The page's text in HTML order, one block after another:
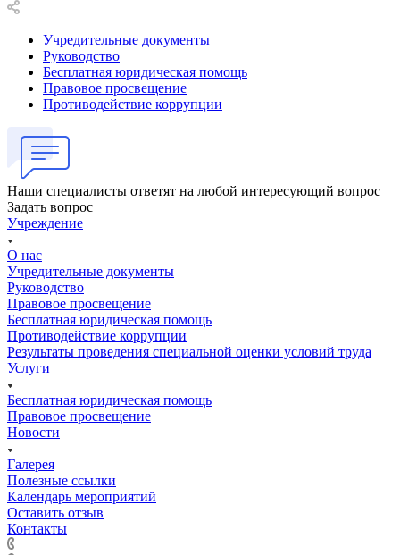
Учредительные документы
Руководство
Бесплатная юридическая помощь
Правовое просвещение
Противодействие коррупции
Наши специалисты ответят на любой интересующий вопрос
Задать вопрос
Учреждение
О нас
Учредительные документы
Руководство
Правовое просвещение
Бесплатная юридическая помощь
Противодействие коррупции
Результаты проведения специальной оценки условий труда
Услуги
Бесплатная юридическая помощь
Правовое просвещение
Новости
Галерея
Полезные ссылки
Календарь мероприятий
Оставить отзыв
Контакты